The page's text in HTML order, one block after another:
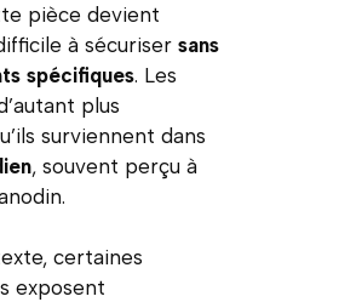
pièce devient
à sécuriser sans
spécifiques. Les
plus
surviennent dans
, souvent perçu à
certaines
exposent